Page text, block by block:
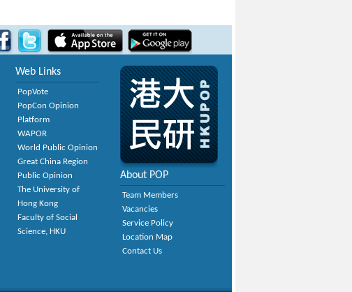
Web Links
PopVote
PopCon Opinion
Platform
WAPOR
World Public Opinion
Great China Region
Public Opinion
The University of
Hong Kong
Faculty of Social
Science, HKU
About POP
Team Members
Vacancies
Service Policy
Location Map
Contact Us